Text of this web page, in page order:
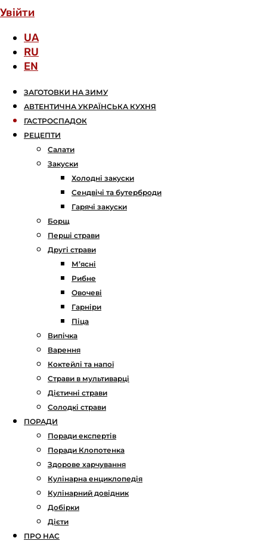
Увійти
UA
RU
EN
ЗАГОТОВКИ НА ЗИМУ
АВТЕНТИЧНА УКРАЇНСЬКА КУХНЯ
ГАСТРОСПАДОК
РЕЦЕПТИ
Салати
Закуски
Холодні закуски
Сендвічі та бутерброди
Гарячі закуски
Борщ
Перші страви
Другі страви
М’ясні
Рибне
Овочеві
Гарніри
Піца
Випічка
Варення
Коктейлі та напої
Страви в мультиварці
Дієтичні страви
Солодкі страви
ПОРАДИ
Поради експертів
Поради Клопотенка
Здорове харчування
Кулінарна енциклопедія
Кулінарний довідник
Добірки
Дієти
ПРО НАС